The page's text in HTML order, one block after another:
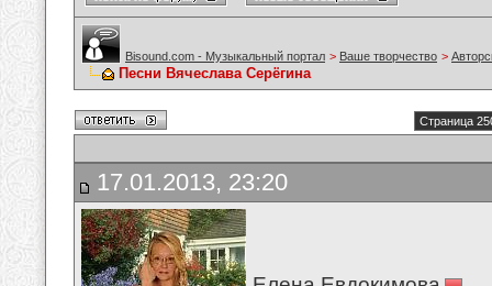
Bisound.com - Музыкальный портал > Ваше творчество >
Песни Вячеслава Серёгина
Страница
17.01.2013, 23:20